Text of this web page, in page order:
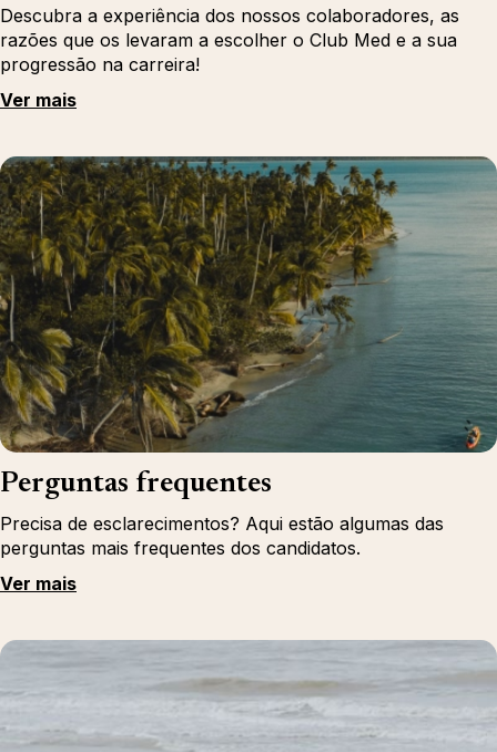
Descubra a experiência dos nossos colaboradores, as
razões que os levaram a escolher o Club Med e a sua
progressão na carreira!
Ver mais
Perguntas frequentes
Precisa de esclarecimentos? Aqui estão algumas das
perguntas mais frequentes dos candidatos.
Ver mais